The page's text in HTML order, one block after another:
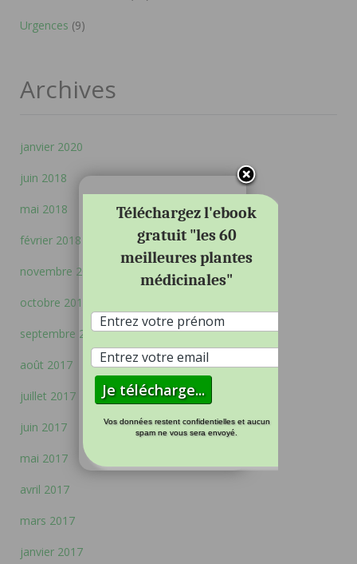
Urgences (9)
Archives
janvier 2020
juin 2018
mai 2018
février 2018
novembre 2017
octobre 2017
septembre 2017
août 2017
juillet 2017
juin 2017
mai 2017
avril 2017
mars 2017
janvier 2017
Téléchargez l'ebook
gratuit "les 60
meilleures plantes
médicinales"
Vos données restent confidentielles et aucun
spam ne vous sera envoyé.